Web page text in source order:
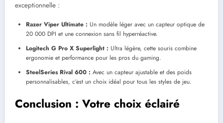
exceptionnelle :
Razer Viper Ultimate : Un modèle léger avec un capteur optique de
20 000 DPI et une connexion sans fil hyperréactive.
Logitech G Pro X Superlight : Ultra légère, cette souris combine
ergonomie et performance pour les pros du gaming.
SteelSeries Rival 600 : Avec un capteur ajustable et des poids
personnalisables, c’est un choix idéal pour tous les styles de jeu.
Conclusion : Votre choix éclairé